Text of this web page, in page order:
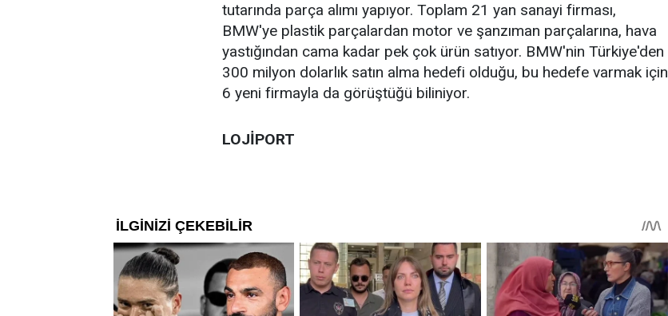
tutarında parça alımı yapıyor. Toplam 21 yan sanayi firması,
BMW'ye plastik parçalardan motor ve şanzıman parçalarına, hava
yastığından cama kadar pek çok ürün satıyor. BMW'nin Türkiye'den
300 milyon dolarlık satın alma hedefi olduğu, bu hedefe varmak için
6 yeni firmayla da görüştüğü biliniyor.
LOJİPORT